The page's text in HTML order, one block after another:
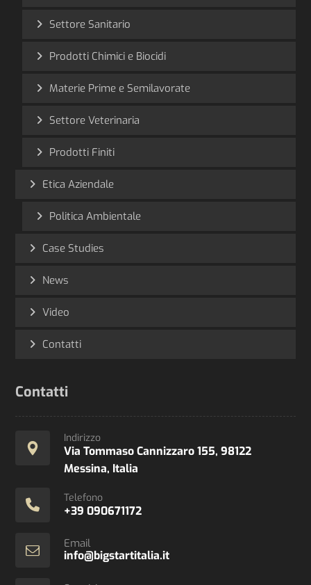
Settore Sanitario
Prodotti Chimici e Biocidi
Materie Prime e Semilavorate
Settore Veterinaria
Prodotti Finiti
Etica Aziendale
Politica Ambientale
Case Studies
News
Video
Contatti
Contatti
Indirizzo
Via Tommaso Cannizzaro 155, 98122
Messina, Italia
Telefono
+39 090671172
Email
info@bigstartitalia.it